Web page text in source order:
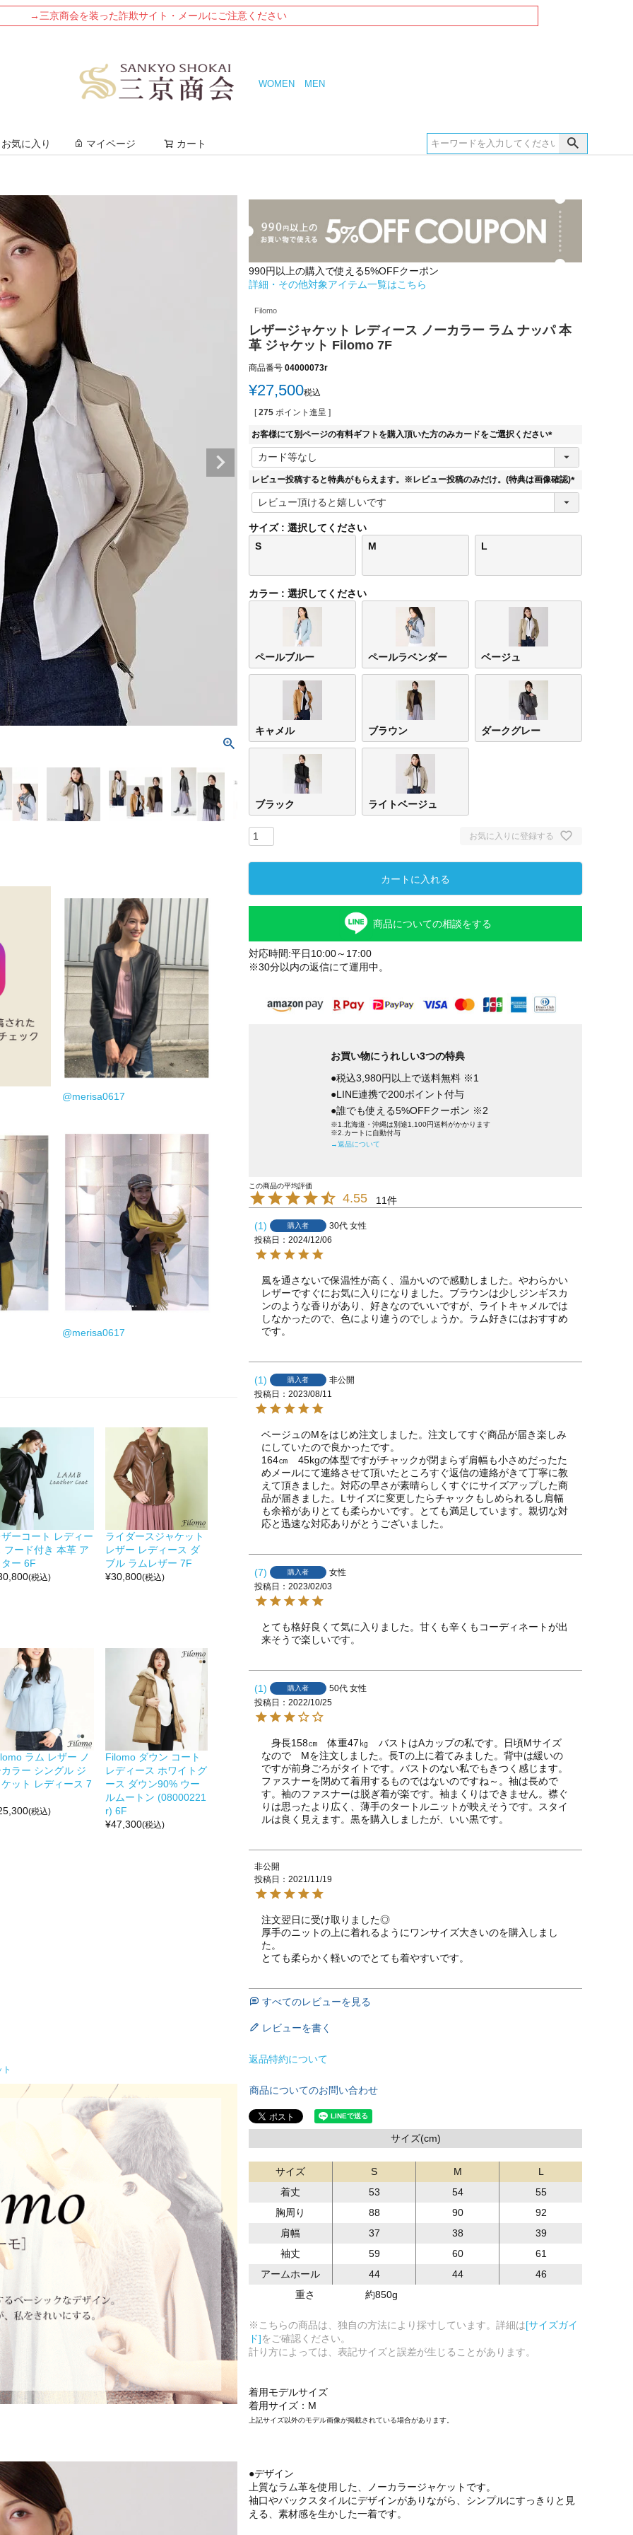
→三京商会を装った詐欺サイト・メールにご注意ください
WOMEN MEN
お気に入り マイページ カート
@merisa0617
@merisa0617
ーコート レディー
フード付き 本革 ア
ー 6F
(税込)
ライダースジャケット
レザー レディース ダ
ブル ラムレザー 7F
¥30,800(税込)
ラム レザー ノ
ラー シングル ジ
ット レディース 7
(税込)
Filomo ダウン コート
レディース ホワイトグ
ース ダウン90% ウー
ルムートン (08000221
r) 6F
¥47,300(税込)
990円以上の購入で使える5%OFFクーポン
詳細・その他対象アイテム一覧はこちら
Filomo
レザージャケット レディース ノーカラー ラム ナッパ 本
革 ジャケット Filomo 7F
商品番号 04000073r
¥27,500税込
[ 275 ポイント進呈 ]
お客様にて別ページの有料ギフトを購入頂いた方のみカードをご選択ください
(
須
レビュー投稿すると特典がもらえます。※レビュー投稿のみだけ。(特典は画像確認)
(
)
サイズ
選択してください
S
M L
カラー 選択してください
ペールブルー ペールラベンダー ベージュ
キャメル ブラウン ダークグレー
ブラック ライトベージュ
お気に入りに登録する
カートに入れる
商品についての相談をする
対応時間:平日10:00～17:00
※30分以内の返信にて運用中。
お買い物にうれしい3つの特典
●税込3,980円以上で送料無料 ※1
●LINE連携で200ポイント付与
●誰でも使える5%OFFクーポン ※2
※1.北海道・沖縄は別途1,100円送料がかかります
※2.カートに自動付与
→返品について
4.55 11
1 購入者 30代 女性
投稿日
2024/12/06
風を通さないで保温性が高く、温かいので感動しました。やわらかい
レザーですぐにお気に入りになりました。ブラウンは少しジンギスカ
ンのような香りがあり、好きなのでいいですが、ライトキャメルでは
しなかったので、色により違うのでしょうか。ラム好きにはおすすめ
です。
1 購入者
非公開
投稿日
2023/08/11
ベージュのMをはじめ注文しました。注文してすぐ商品が届き楽しみ
にしていたので良かったです。
164㎝　45kgの体型ですがチャックが閉まらず肩幅も小さめだったた
めメールにて連絡させて頂いたところすぐ返信の連絡がきて丁寧に教
えて頂きました。対応の早さが素晴らしくすぐにサイズアップした商
品が届きました。Lサイズに変更したらチャックもしめられるし肩幅
も余裕がありとても柔らかいです。とても満足しています。親切な対
応と迅速な対応ありがとうございました。
7 購入者
女性
投稿日
2023/02/03
とても格好良くて気に入りました。甘くも辛くもコーディネートが出
来そうで楽しいです。
1 購入者 50代 女性
投稿日
2022/10/25
身長158㎝　体重47㎏　バストはAカップの私です。日頃Mサイズ
なので　Mを注文しました。長Tの上に着てみました。背中は緩いの
ですが前身ごろがタイトです。バストのない私でもきつく感じます。
ファスナーを閉めて着用するものではないのですね～。袖は長めで
す。袖のファスナーは脱ぎ着が楽です。袖まくりはできません。襟ぐ
りは思ったより広く、薄手のタートルニットが映えそうです。スタイ
ルは良く見えます。黒を購入しましたが、いい黒です。
非公開
投稿日
2021/11/19
注文翌日に受け取りました◎
厚手のニットの上に着れるようにワンサイズ大きいのを購入しまし
た。
すべてのレビューを見る
レビューを書く
返品特約について
商品についてのお問い合わせ
サイズ(cm)
サイズ S M
L
着丈
53 54
55
胸周り
88 90
92
肩幅
37 38
39
袖丈
59 60
61
アームホール
44 44
46
重さ
約850g
※こちらの商品は、独自の方法により採寸しています。詳細は[サイズガイ
ド]をご確認ください。
計り方によっては、表記サイズと誤差が生じることがあります。
着用モデルサイズ
着用サイズ：M
上記サイズ以外のモデル画像が掲載されている場合があります。
●デザイン
上質なラム革を使用した、ノーカラージャケットです。
袖口やバックスタイルにデザインがありながら、シンプルにすっきりと見
える、素材感を生かした一着です。